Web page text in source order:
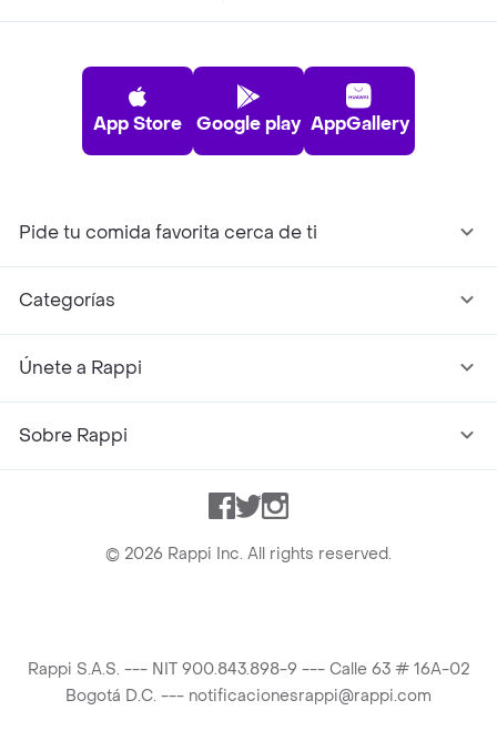
App Store Google play AppGallery
Pide tu comida favorita cerca de ti
Categorías
Únete a Rappi
Sobre Rappi
Facebook
TwitterInstagram
© 2026 Rappi Inc. All rights reserved.
Rappi S.A.S. --- NIT 900.843.898-9 --- Calle 63 # 16A-02
Bogotá D.C. --- notificacionesrappi@rappi.com